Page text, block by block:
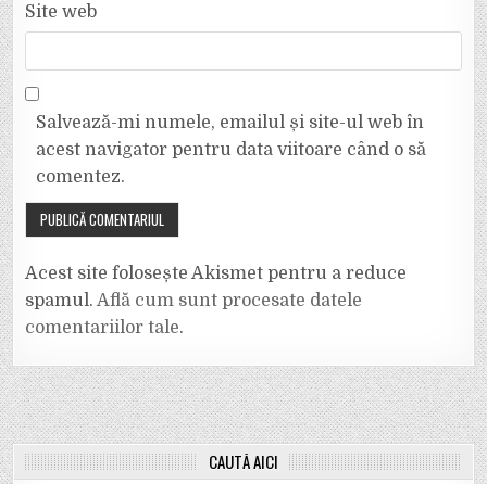
Site web
Salvează-mi numele, emailul și site-ul web în
acest navigator pentru data viitoare când o să
comentez.
Acest site folosește Akismet pentru a reduce
spamul.Află cum sunt procesate datele
comentariilor tale.
CAUTĂ AICI